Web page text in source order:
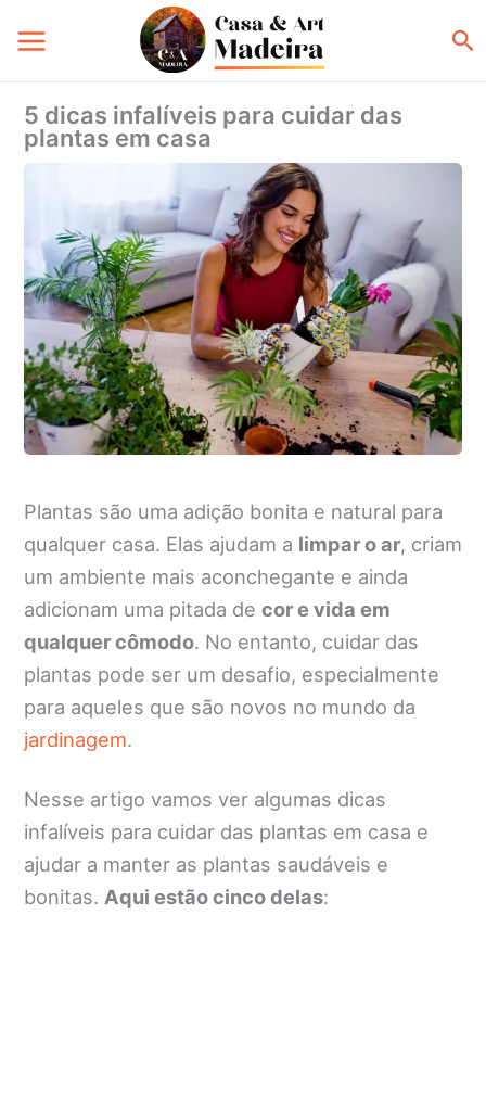
para
o
conteúdo
5 dicas infalíveis para cuidar das
plantas em casa
Plantas são uma adição bonita e natural para
qualquer casa. Elas ajudam a limpar o ar, criam
um ambiente mais aconchegante e ainda
adicionam uma pitada de cor e vida em
qualquer cômodo. No entanto, cuidar das
plantas pode ser um desafio, especialmente
para aqueles que são novos no mundo da
jardinagem.
Nesse artigo vamos ver algumas dicas
infalíveis para cuidar das plantas em casa e
ajudar a manter as plantas saudáveis e
bonitas. Aqui estão cinco delas: